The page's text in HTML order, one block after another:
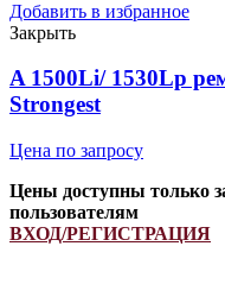
274339M91/
843008M1
INDFORCE
quantity
Добавить в избранное
Закрыть
A 1500Li/ 1530Lp
Strongest
Цена по запросу
Цены доступны только
пользователям
ВХОД/РЕГИСТРАЦИЯ